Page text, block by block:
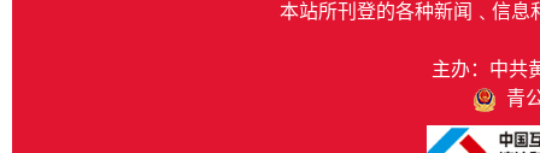
本站所刊登的各种新闻﹑信息
主办：中共
青